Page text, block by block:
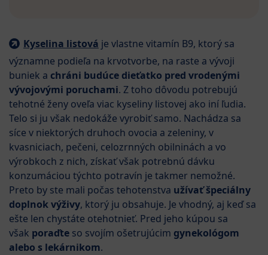
Kyselina listová je vlastne vitamín B9, ktorý sa
významne podieľa na krvotvorbe, na raste a vývoji
buniek a chráni budúce dieťatko pred vrodenými
vývojovými poruchami. Z toho dôvodu potrebujú
tehotné ženy oveľa viac kyseliny listovej ako iní ľudia.
Telo si ju však nedokáže vyrobiť samo. Nachádza sa
síce v niektorých druhoch ovocia a zeleniny, v
kvasniciach, pečeni, celozrnných obilninách a vo
výrobkoch z nich, získať však potrebnú dávku
konzumáciou týchto potravín je takmer nemožné.
Preto by ste mali počas tehotenstva užívať špeciálny
doplnok výživy, ktorý ju obsahuje. Je vhodný, aj keď sa
ešte len chystáte otehotnieť. Pred jeho kúpou sa
však poraďte so svojím ošetrujúcim gynekológom
alebo s lekárnikom.